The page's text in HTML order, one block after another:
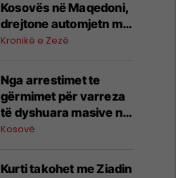
Kosovës në Maqedoni,
drejtone automjetn me
220 km/h
Kronikë e Zezë
Nga arrestimet te
gërmimet për varreza
të dyshuara masive në
Zubin Potok, çfarë
Kosovë
Kurti takohet me Ziadin